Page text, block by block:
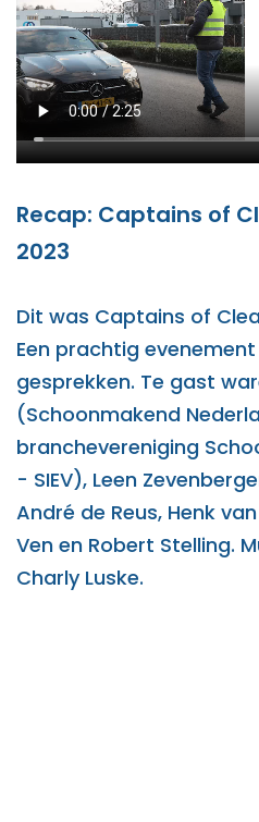
Recap: Captains of
2023
Dit was Captains of
Een prachtig
gesprekken. Te gast
(Schoonmakend
branchevereniging
- SIEV), Leen
André de Reus, Henk
Ven en Robert Stelling.
Charly Luske.